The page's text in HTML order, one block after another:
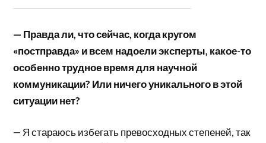
— Правда ли, что сейчас, когда кругом
«постправда» и всем надоели эксперты, какое-то
особенно трудное время для научной
коммуникации? Или ничего уникального в этой
ситуации нет?
— Я стараюсь избегать превосходных степеней, так